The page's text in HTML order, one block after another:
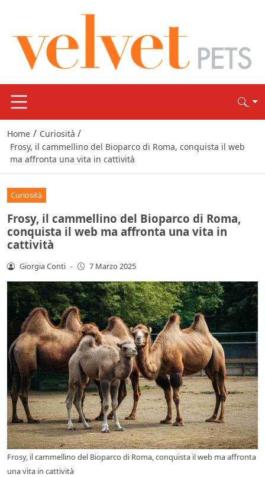
Home / Curiosità /
Frosy, il cammellino del Bioparco di Roma, conquista il web
ma affronta una vita in cattività
Curiosità
Frosy, il cammellino del Bioparco di Roma,
conquista il web ma affronta una vita in
cattività
Giorgia Conti - 7 Marzo 2025
Frosy, il cammellino del Bioparco di Roma, conquista il web ma affronta
una vita in cattività